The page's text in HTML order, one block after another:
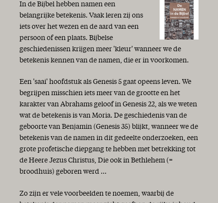
In de Bijbel hebben namen een
belangrijke betekenis. Vaak leren zij ons
iets over het wezen en de aard van een
persoon of een plaats. Bijbelse
geschiedenissen krijgen meer 'kleur' wanneer we de
betekenis kennen van de namen, die er in voorkomen.
Een 'saai' hoofdstuk als Genesis 5 gaat opeens leven. We
begrijpen misschien iets meer van de grootte en het
karakter van Abrahams geloof in Genesis 22, als we weten
wat de betekenis is van Moria. De geschiedenis van de
geboorte van Benjamin (Genesis 35) blijkt, wanneer we de
betekenis van de namen in dit gedeelte onderzoeken, een
grote profetische diepgang te hebben met betrekking tot
de Heere Jezus Christus, Die ook in Bethlehem (=
broodhuis) geboren werd ...
Zo zijn er vele voorbeelden te noemen, waarbij de